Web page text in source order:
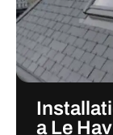
a Le